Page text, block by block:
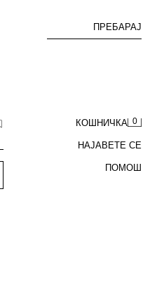
ПРЕБАРАЈ
КОШНИЧКА 0
НАЈАВЕТЕ СЕ
ПОМОШ